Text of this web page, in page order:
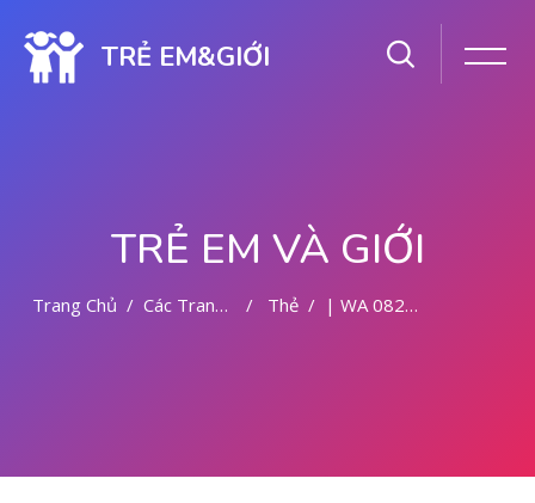
TRẺ EM&GIỚI
TRẺ EM VÀ GIỚI
Trang Chủ Các Trang Của Hệ Thống Thẻ | WA 082281779727 KLINIK ABORSI DI MALANG